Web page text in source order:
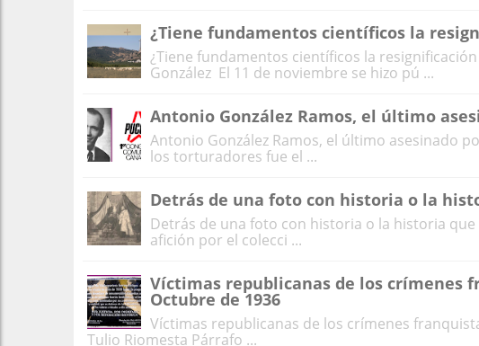
¿Tiene fundamentos científicos la
¿Tiene fundamentos científicos la
González El 11 de noviembre se hizo pú ...
Antonio González Ramos, el último
Antonio González Ramos, el último asesinado
los torturadores fue el ...
Detrás de una foto con historia o la
Detrás de una foto con historia o la historia
afición por el colecci ...
Víctimas republicanas de los crímenes
Octubre de 1936
Víctimas republicanas de los crímenes
Tulio Riomesta Párrafo ...